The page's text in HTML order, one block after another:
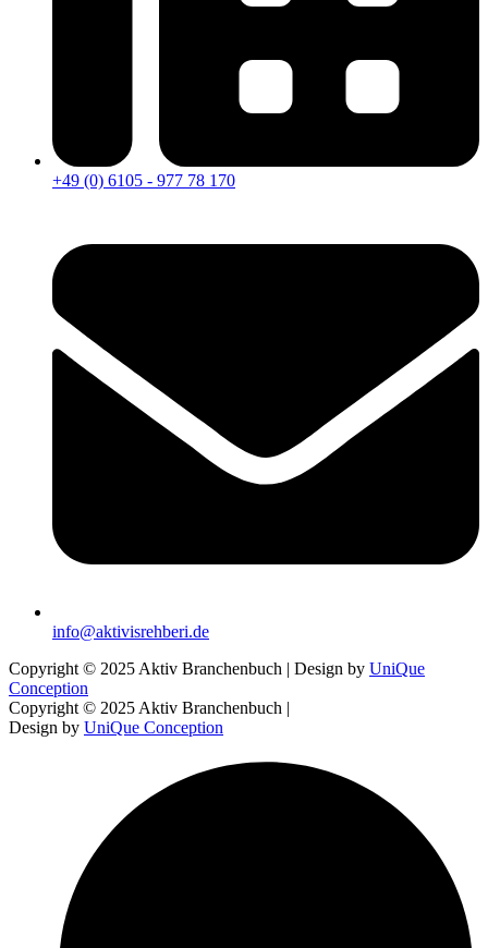
+49 (0) 6105 - 977 78 170
info@aktivisrehberi.de
Copyright © 2025 Aktiv Branchenbuch | Design by UniQue
Conception
Copyright © 2025 Aktiv Branchenbuch |
Design by UniQue Conception